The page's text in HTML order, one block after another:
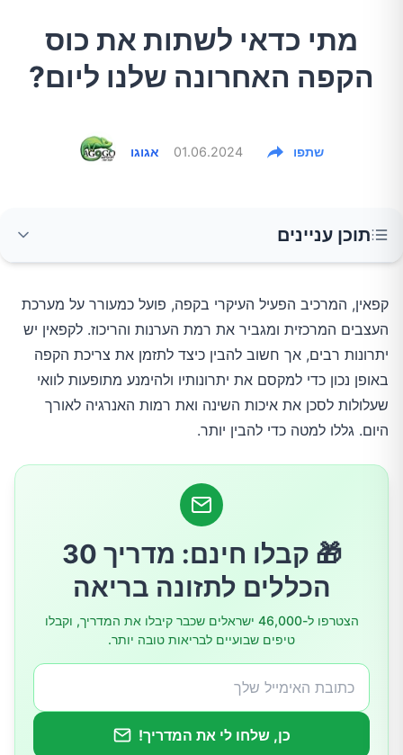
מתי כדאי לשתות את כוס
הקפה האחרונה שלנו ליום?
אגוגו 01.06.2024 שתפו
תוכן עניינים
איך קפאין משפיע על גופנו?
כמה זמן לוקח לקפאין לצאת מהגוף?
אז מתי עדיף לשתות את הקפה האחרון?
קפאין, המרכיב הפעיל העיקרי בקפה, פועל כמעורר על מערכת
העצבים המרכזית ומגביר את רמת הערנות והריכוז. לקפאין יש
יתרונות רבים, אך חשוב להבין כיצד לתזמן את צריכת הקפה
באופן נכון כדי למקסם את יתרונותיו ולהימנע מתופעות לוואי
שעלולות לסכן את איכות השינה ואת רמות האנרגיה לאורך
היום. גללו למטה כדי להבין יותר.
🎁 קבלו חינם: מדריך 30
הכללים לתזונה בריאה
הצטרפו ל-46,000 ישראלים שכבר קיבלו את המדריך, וקבלו
טיפים שבועיים לבריאות טובה יותר.
כן, שלחו לי את המדריך!